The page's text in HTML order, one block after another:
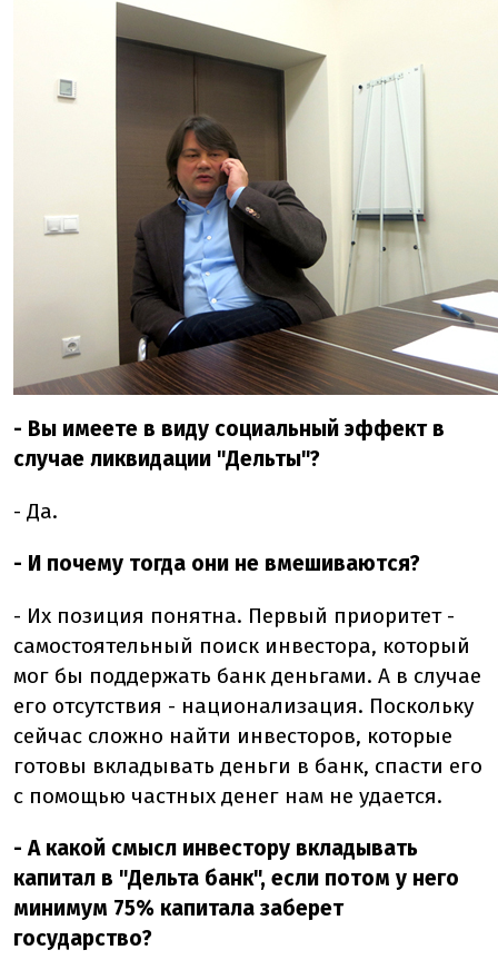
- Вы имеете в виду социальный эффект в
случае ликвидации "Дельты"?
- Да.
- И почему тогда они не вмешиваются?
- Их позиция понятна. Первый приоритет -
самостоятельный поиск инвестора, который
мог бы поддержать банк деньгами. А в случае
его отсутствия - национализация. Поскольку
сейчас сложно найти инвесторов, которые
готовы вкладывать деньги в банк, спасти его
с помощью частных денег нам не удается.
- А какой смысл инвестору вкладывать
капитал в "Дельта банк", если потом у него
минимум 75% капитала заберет
государство?